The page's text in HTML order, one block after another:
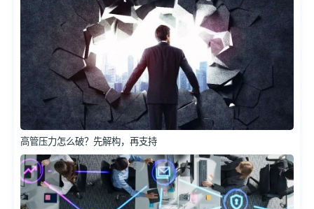
高管压力怎么破？先解构，再支持